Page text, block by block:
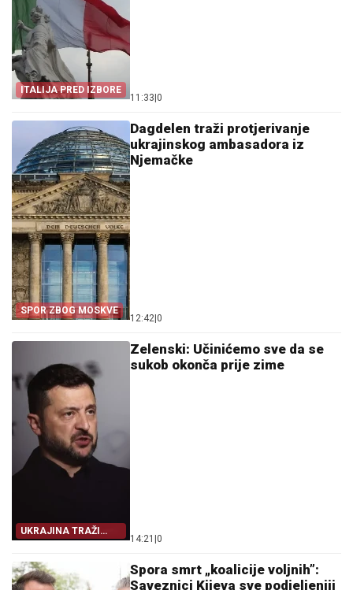
ITALIJA PRED IZBORE
11:33 0
SPOR ZBOG MOSKVE
Dagdelen traži protjerivanje
ukrajinskog ambasadora iz
Njemačke
12:42 0
UKRAJINA TRAŽI
IZLAZ
Zelenski: Učinićemo sve da se
sukob okonča prije zime
14:21 0
Spora smrt „koalicije voljnih”:
Saveznici Kijeva sve podjeljeniji